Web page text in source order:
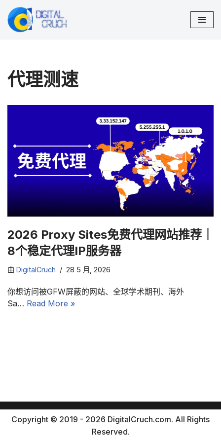
跳
代理测速
2026 Proxy Sites免费代理网站推荐｜
8个稳定代理IP服务器
由 DigitalCruch 28 5 月, 2026
你想访问被GFW屏蔽的网站、全球学术期刊、海外
Sa… Read More »
Copyright © 2019 - 2026 DigitalCruch.com. All Rights
Reserved.